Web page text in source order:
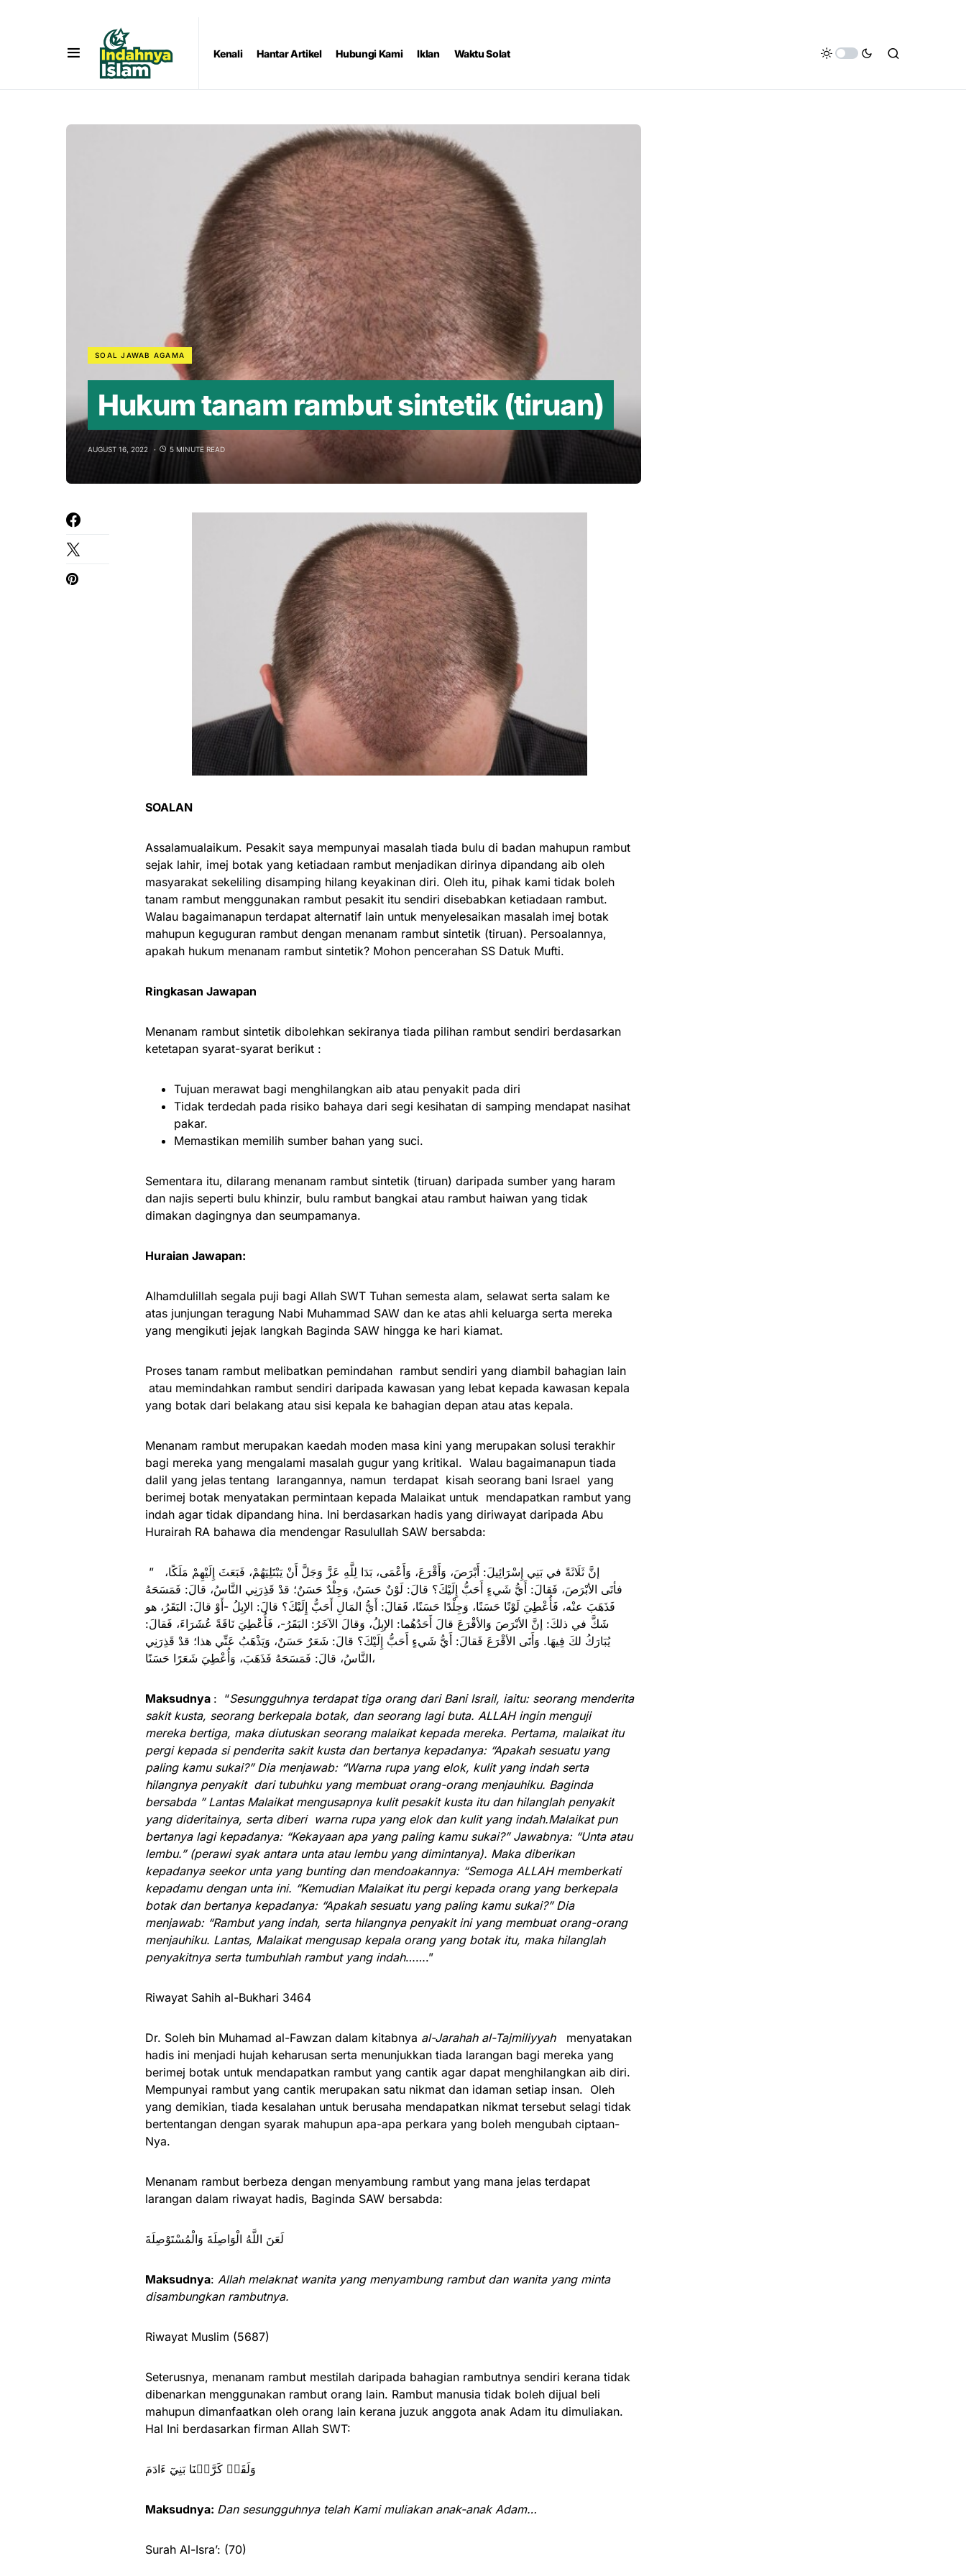
Kenali Hantar Artikel Hubungi Kami Iklan Waktu Solat
SOAL JAWAB AGAMA
Hukum tanam rambut sintetik (tiruan)
AUGUST 16, 2022 5 MINUTE READ
SOALAN
Assalamualaikum. Pesakit saya mempunyai masalah tiada bulu di badan mahupun rambut
sejak lahir, imej botak yang ketiadaan rambut menjadikan dirinya dipandang aib oleh
masyarakat sekeliling disamping hilang keyakinan diri. Oleh itu, pihak kami tidak boleh
tanam rambut menggunakan rambut pesakit itu sendiri disebabkan ketiadaan rambut.
Walau bagaimanapun terdapat alternatif lain untuk menyelesaikan masalah imej botak
mahupun keguguran rambut dengan menanam rambut sintetik (tiruan). Persoalannya,
apakah hukum menanam rambut sintetik? Mohon pencerahan SS Datuk Mufti.
Ringkasan Jawapan
Menanam rambut sintetik dibolehkan sekiranya tiada pilihan rambut sendiri berdasarkan
ketetapan syarat-syarat berikut :
Tujuan merawat bagi menghilangkan aib atau penyakit pada diri
Tidak terdedah pada risiko bahaya dari segi kesihatan di samping mendapat nasihat
pakar.
Memastikan memilih sumber bahan yang suci.
Sementara itu, dilarang menanam rambut sintetik (tiruan) daripada sumber yang haram
dan najis seperti bulu khinzir, bulu rambut bangkai atau rambut haiwan yang tidak
dimakan dagingnya dan seumpamanya.
Huraian Jawapan:
Alhamdulillah segala puji bagi Allah SWT Tuhan semesta alam, selawat serta salam ke
atas junjungan teragung Nabi Muhammad SAW dan ke atas ahli keluarga serta mereka
yang mengikuti jejak langkah Baginda SAW hingga ke hari kiamat.
Proses tanam rambut melibatkan pemindahan rambut sendiri yang diambil bahagian lain
atau memindahkan rambut sendiri daripada kawasan yang lebat kepada kawasan kepala
yang botak dari belakang atau sisi kepala ke bahagian depan atau atas kepala.
Menanam rambut merupakan kaedah moden masa kini yang merupakan solusi terakhir
bagi mereka yang mengalami masalah gugur yang kritikal. Walau bagaimanapun tiada
dalil yang jelas tentang larangannya, namun terdapat kisah seorang bani Israel yang
berimej botak menyatakan permintaan kepada Malaikat untuk mendapatkan rambut yang
indah agar tidak dipandang hina. Ini berdasarkan hadis yang diriwayat daripada Abu
Hurairah RA bahawa dia mendengar Rasulullah SAW bersabda:
” إنَّ ثَلَاثَةً في بَنِي إِسْرَائِيلَ: أَبْرَصَ، وَأَقْرَعَ، وَأَعْمَى، بَدَا لِلَّهِ عَزَّ وَجَلَّ أَنْ يَبْتَلِيَهُمْ، فَبَعَثَ إِلَيْهِمْ مَلَكًا،
فأتَى الأبْرَصَ، فَقالَ: أَيُّ شَيءٍ أَحَبُّ إِلَيْكَ؟ قالَ: لَوْنٌ حَسَنٌ، وَجِلْدٌ حَسَنٌ؛ قدْ قَذِرَنِي النَّاسُ، قالَ: فَمَسَحَهُ
فَذَهَبَ عنْه، فَأُعْطِيَ لَوْنًا حَسَنًا، وَجِلْدًا حَسَنًا، فَقالَ: أَيُّ المَالِ أَحَبُّ إِلَيْكَ؟ قالَ: الإبِلُ -أَوْ قالَ: البَقَرُ، هو
شَكَّ في ذلكَ: إنَّ الأبْرَصَ وَالأقْرَعَ قالَ أَحَدُهُما: الإبِلُ، وَقالَ الآخَرُ: البَقَرُ-، فَأُعْطِيَ نَاقَةً عُشَرَاءَ، فَقالَ:
يُبَارَكُ لكَ فِيهَا. وَأَتَى الأقْرَعَ فَقالَ: أَيُّ شَيءٍ أَحَبُّ إِلَيْكَ؟ قالَ: شَعَرٌ حَسَنٌ، وَيَذْهَبُ عَنِّي هذا؛ قدْ قَذِرَنِي
النَّاسُ، قالَ: فَمَسَحَهُ فَذَهَبَ، وَأُعْطِيَ شَعَرًا حَسَنًا،
Maksudnya : “Sesungguhnya terdapat tiga orang dari Bani Israil, iaitu: seorang menderita
sakit kusta, seorang berkepala botak, dan seorang lagi buta. ALLAH ingin menguji
mereka bertiga, maka diutuskan seorang malaikat kepada mereka. Pertama, malaikat itu
pergi kepada si penderita sakit kusta dan bertanya kepadanya: “Apakah sesuatu yang
paling kamu sukai?” Dia menjawab: “Warna rupa yang elok, kulit yang indah serta
hilangnya penyakit dari tubuhku yang membuat orang-orang menjauhiku. Baginda
bersabda ” Lantas Malaikat mengusapnya kulit pesakit kusta itu dan hilanglah penyakit
yang dideritainya, serta diberi warna rupa yang elok dan kulit yang indah.Malaikat pun
bertanya lagi kepadanya: “Kekayaan apa yang paling kamu sukai?” Jawabnya: “Unta atau
lembu.” (perawi syak antara unta atau lembu yang dimintanya). Maka diberikan
kepadanya seekor unta yang bunting dan mendoakannya: “Semoga ALLAH memberkati
kepadamu dengan unta ini. “Kemudian Malaikat itu pergi kepada orang yang berkepala
botak dan bertanya kepadanya: “Apakah sesuatu yang paling kamu sukai?” Dia
menjawab: “Rambut yang indah, serta hilangnya penyakit ini yang membuat orang-orang
menjauhiku. Lantas, Malaikat mengusap kepala orang yang botak itu, maka hilanglah
penyakitnya serta tumbuhlah rambut yang indah…….”
Riwayat Sahih al-Bukhari 3464
Dr. Soleh bin Muhamad al-Fawzan dalam kitabnya al-Jarahah al-Tajmiliyyahmenyatakan
hadis ini menjadi hujah keharusan serta menunjukkan tiada larangan bagi mereka yang
berimej botak untuk mendapatkan rambut yang cantik agar dapat menghilangkan aib diri.
Mempunyai rambut yang cantik merupakan satu nikmat dan idaman setiap insan. Oleh
yang demikian, tiada kesalahan untuk berusaha mendapatkan nikmat tersebut selagi tidak
bertentangan dengan syarak mahupun apa-apa perkara yang boleh mengubah ciptaan-
Nya.
Menanam rambut berbeza dengan menyambung rambut yang mana jelas terdapat
larangan dalam riwayat hadis, Baginda SAW bersabda:
لَعَنَ اللَّهُ الْوَاصِلَةَ وَالْمُسْتَوْصِلَةَ
Maksudnya: Allah melaknat wanita yang menyambung rambut dan wanita yang minta
disambungkan rambutnya.
Riwayat Muslim (5687)
Seterusnya, menanam rambut mestilah daripada bahagian rambutnya sendiri kerana tidak
dibenarkan menggunakan rambut orang lain. Rambut manusia tidak boleh dijual beli
mahupun dimanfaatkan oleh orang lain kerana juzuk anggota anak Adam itu dimuliakan.
Hal Ini berdasarkan firman Allah SWT:
وَلَقَدۡ كَرَّمۡنَا بَنِيٓ ءَادَمَ
Maksudnya: Dan sesungguhnya telah Kami muliakan anak-anak Adam…
Surah Al-Isra’: (70)